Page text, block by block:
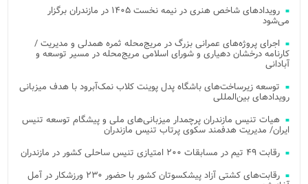
رویدادهای شاخص هنری در نیمه نخست ۱۴۰۵ در مازندران برگزار
می‌شود
اجرای پروژه‌های عمرانی بزرگ در مریج‌محله ثمره همدلی و مدیریت /
کارنامه درخشان دهیاری و شورای اسلامی مریج‌محله در مسیر توسعه و
آبادانی
توسعه زیرساخت‌های باشگاه پدل پوینت کلاب نمک‌آبرود با هدف میزبانی
رویدادهای بین‌المللی
هیات تنیس مازندران پرچمدار میزبانی‌های ملی و پیشگام توسعه تنیس
ایران/ مدیریت هدفمند سکوی پرتاب تنیس مازندران
رقابت ۴۹ تیم در مسابقات ۲۰۰ امتیازی تنیس ساحلی کشور در مازندران
رقابت‌های کشتی آزاد پیشکسوتان کشور با حضور ۲۳۰ ورزشکار در آمل